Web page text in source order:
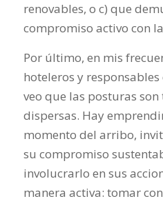
renovables, o c) que
compromiso activo con
Por último, en mis
hoteleros y
veo que las posturas
dispersas. Hay
momento del arribo,
su compromiso
involucrarlo en sus
manera activa: tomar